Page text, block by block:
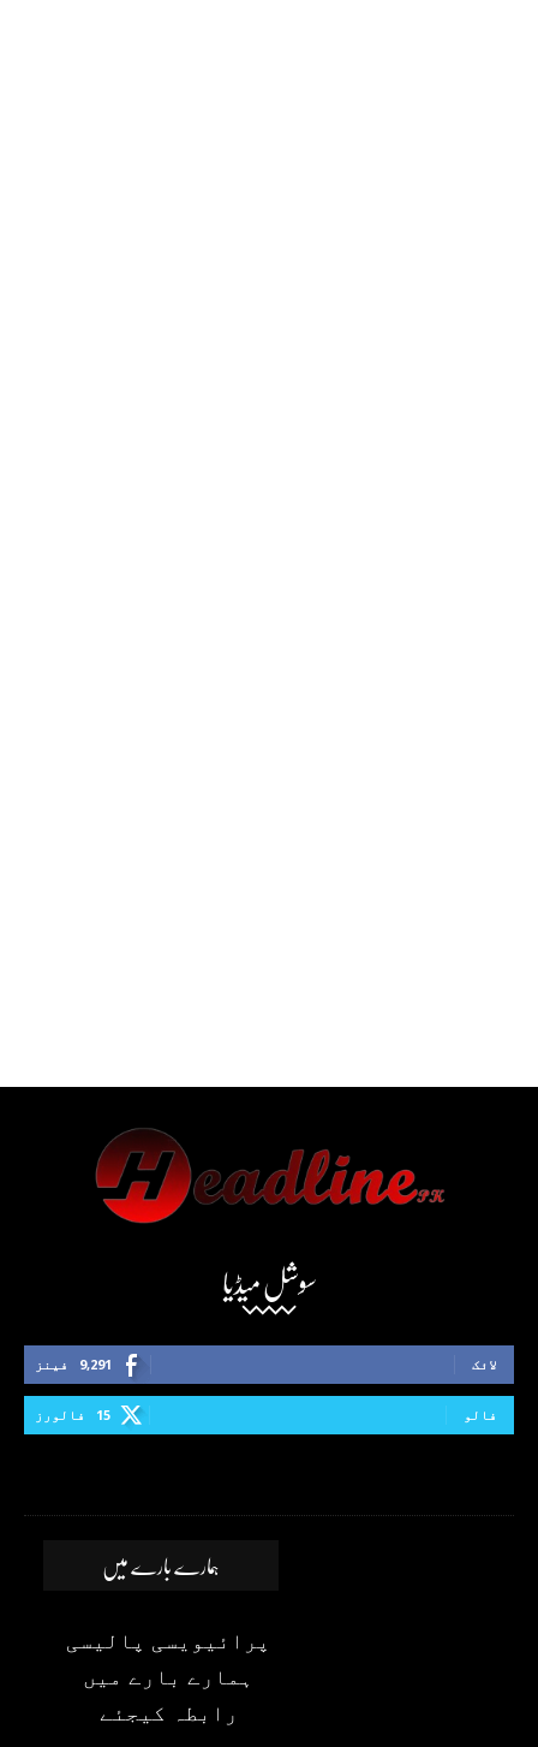
سوشل میڈیا
9,291 فینز لائک
15 فالورز فالو
ہمارے بارے میں
پرائیویسی پالیسی
ہمارے بارے میں
رابطہ کیجئے